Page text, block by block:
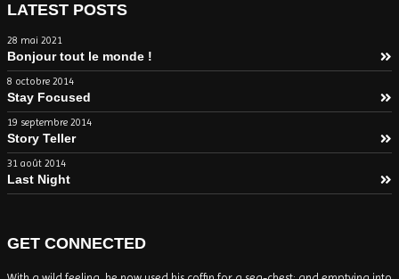
LATEST POSTS
28 mai 2021
Bonjour tout le monde !
8 octobre 2014
Stay Focused
19 septembre 2014
Story Teller
31 août 2014
Last Night
GET CONNECTED